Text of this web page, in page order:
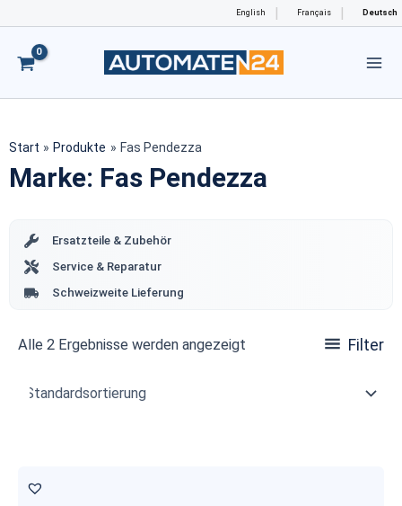
springen
English Français Deutsch
Start Produkte Fas Pendezza
Marke: Fas Pendezza
Ersatzteile & Zubehör
Service & Reparatur
Schweizweite Lieferung
Alle 2 Ergebnisse werden angezeigt Filter